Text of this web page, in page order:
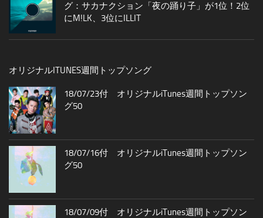
グ：サカナクション「夜の踊り子」が1位！2位
にM!LK、3位にILLIT
オリジナルITUNES週間トップソング
18/07/23付 オリジナルiTunes週間トップソン
グ50
18/07/16付 オリジナルiTunes週間トップソン
グ50
18/07/09付 オリジナルiTunes週間トップソン